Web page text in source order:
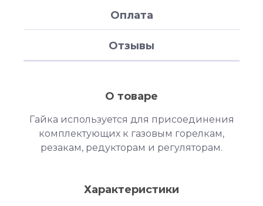
Оплата
Отзывы
О товаре
Гайка используется для присоединения
комплектующих к газовым горелкам,
резакам, редукторам и регуляторам.
Характеристики